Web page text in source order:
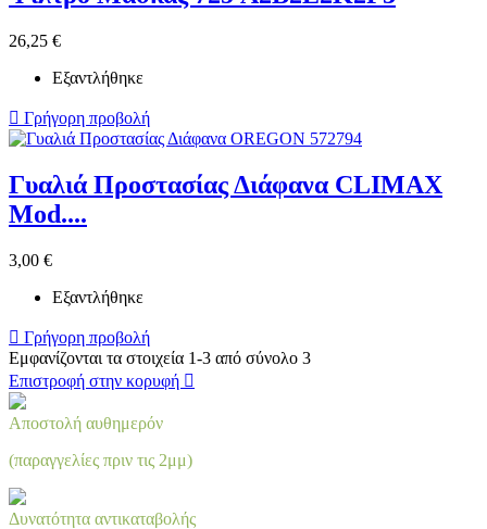
26,25 €
Εξαντλήθηκε
 Γρήγορη προβολή
Γυαλιά Προστασίας Διάφανα CLIMAX
Mod....
3,00 €
Εξαντλήθηκε
 Γρήγορη προβολή
Εμφανίζονται τα στοιχεία 1-3 από σύνολο 3
Επιστροφή στην κορυφή 
Αποστολή αυθημερόν
(παραγγελίες πριν τις 2μμ)
Δυνατότητα αντικαταβολής